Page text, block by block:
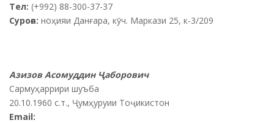
Тел: (+992) 88-300-37-37
Суроға: ноҳияи Данғара, кӯч. Маркази 25, к-3/209
Азизов Асомуддин Ҷаборович
Cармуҳаррири шуъба
20.10.1960 с.т., Ҷумҳуруии Тоҷикистон
Email: